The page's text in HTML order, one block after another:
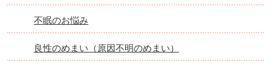
不眠のお悩み
良性のめまい（原因不明のめまい）